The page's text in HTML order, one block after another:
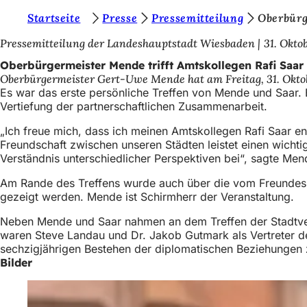
Inhalt anspringen
i
e
b
e
f
i
n
d
e
n
s
Startseite Presse Pressemitteilung
Pressemitteilung der Landeshauptstadt Wiesbaden
31.
Oberbürgermeister Mende trifft Amtskollegen Rafi
Oberbürgermeister Gert-Uwe Mende hat am Freitag, 31.
Es war das erste persönliche Treffen von Mende und
Vertiefung der partnerschaftlichen Zusammenarbeit.
„Ich freue mich, dass ich meinen Amtskollegen Rafi Saar
Freundschaft zwischen unseren Städten leistet einen
Verständnis unterschiedlicher Perspektiven bei“, sagte
Am Rande des Treffens wurde auch über die vom
gezeigt werden. Mende ist Schirmherr der Veranstaltung.
Neben Mende und Saar nahmen an dem Treffen der
waren Steve Landau und Dr. Jakob Gutmark als Vertreter
sechzigjährigen Bestehen der diplomatischen
Bilder